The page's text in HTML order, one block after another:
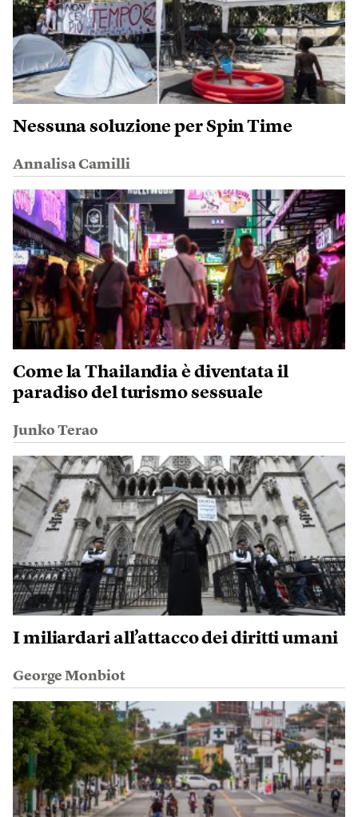
Nessuna soluzione per Spin Time
Annalisa Camilli
Come la Thailandia è diventata il
paradiso del turismo sessuale
Junko Terao
I miliardari all’attacco dei diritti umani
George Monbiot